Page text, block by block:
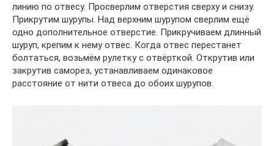
линию по отвесу. Просверлим отверстия сверху и снизу.
Прикрутим шурупы. Над верхним шурупом сверлим ещё
одно дополнительное отверстие. Прикручиваем длинный
шуруп, крепим к нему отвес. Когда отвес перестанет
болтаться, возьмём рулетку с отвёрткой. Открутив или
закрутив саморез, устанавливаем одинаковое
расстояние от нити отвеса до обоих шурупов.